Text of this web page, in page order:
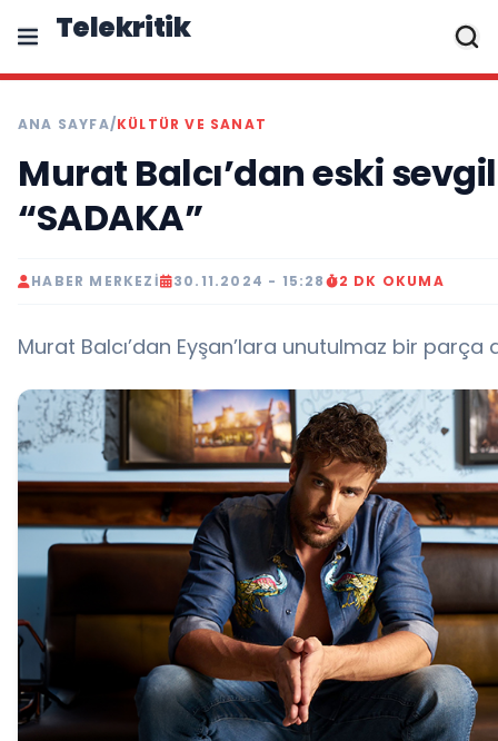
Telekritik
ANA SAYFA/KÜLTÜR VE SANAT
Murat Balcı’dan eski
“SADAKA”
HABER MERKEZI 30.11.2024 - 15:28 2 DK OKUMA
Murat Balcı’dan Eyşan’lara unutulmaz bir parça